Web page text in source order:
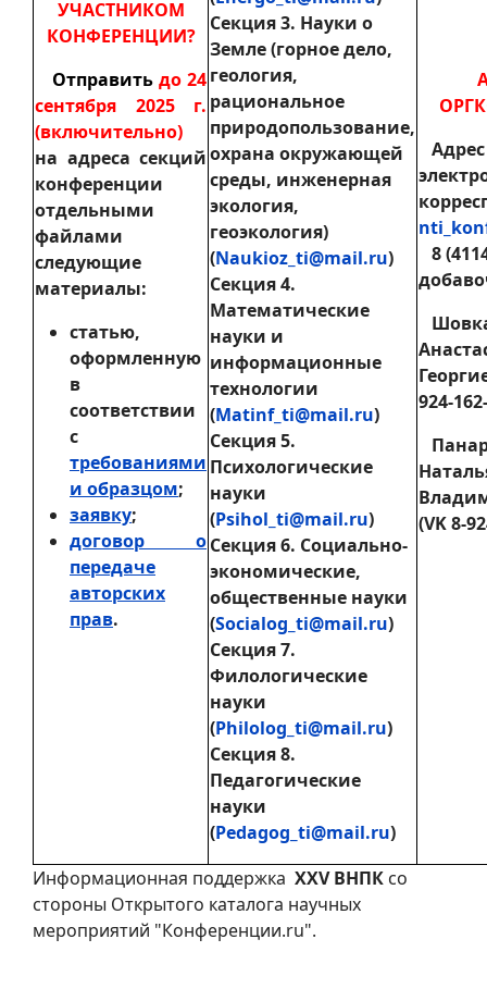
УЧАСТНИКОМ
КОНФЕРЕНЦИИ?
Отправитьдо 24
сентября 2025 г.
(включительно)
на адреса секций
конференции
отдельными
файлами
следующие
материалы:
статью,
оформленную
в
соответствии
с
требованиями
и образцом;
заявку;
договор о
передаче
авторских
прав.
Секция 3. Науки о
Земле (горное дело,
геология,
рациональное
природопользование,
охрана окружающей
среды, инженерная
экология,
геоэкология)
(Naukioz_ti@mail.ru)
Секция 4.
Математические
науки и
информационные
технологии
(Matinf_ti@mail.ru)
Секция 5.
Психологические
науки
(Psihol_ti@mail.ru)
Секция 6. Социально-
экономические,
общественные науки
(Socialog_ti@mail.ru)
Секция 7.
Филологические
науки
(Philolog_ti@mail.ru)
Секция 8.
Педагогические
науки
(Pedagog_ti@mail.ru)
8
924-
(VK 8-
Информационная поддержка XXV ВНПК со
стороны Открытого каталога научных
мероприятий "Конференции.ru".